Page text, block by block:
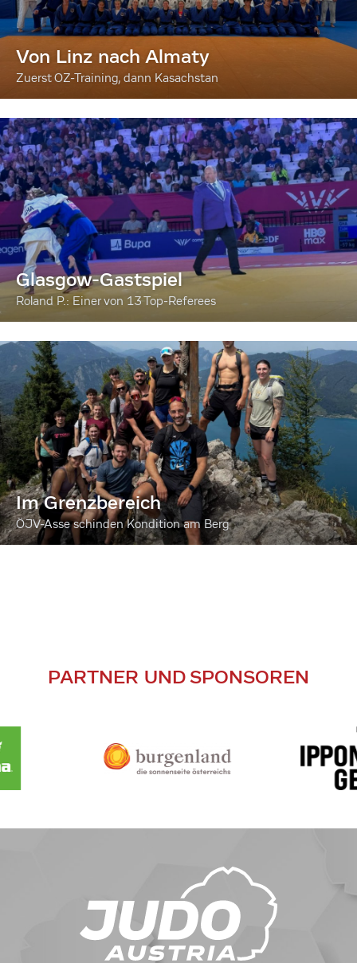
Von Linz nach Almaty
Zuerst OZ-Training, dann Kasachstan
Glasgow-Gastspiel
Roland P.: Einer von 13 Top-Referees
Im Grenzbereich
ÖJV-Asse schinden Kondition am Berg
PARTNER UND SPONSOREN